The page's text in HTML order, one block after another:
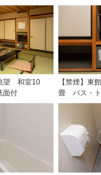
望 和室10
面付
【禁煙】
畳 バス・ト